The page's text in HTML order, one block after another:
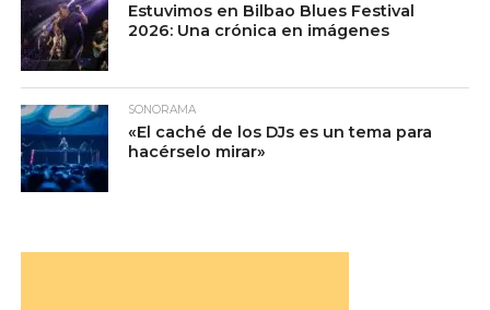
Estuvimos en Bilbao Blues Festival
2026: Una crónica en imágenes
SONORAMA
«El caché de los DJs es un tema para
hacérselo mirar»